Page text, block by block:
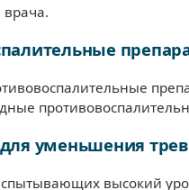
уменьшения
высокий